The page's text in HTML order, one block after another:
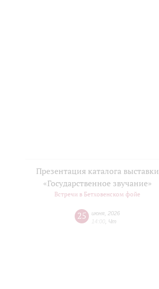
Презентация каталога выставки
«Государственное звучание»
Встречи в Бетховенском фойе
25 июня 2026
14:00 Чт